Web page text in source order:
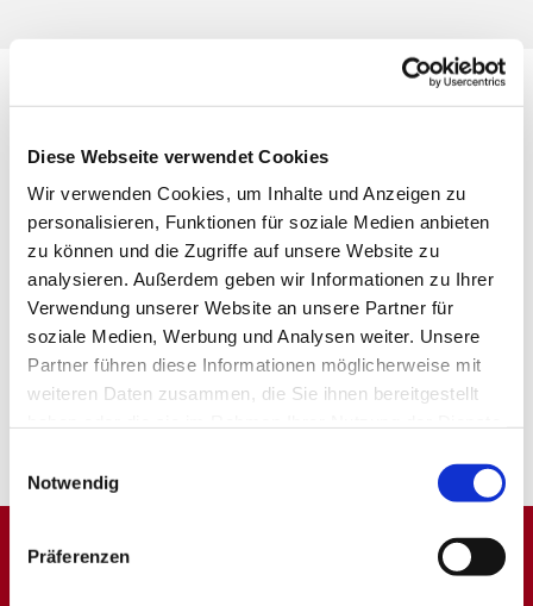
Diese Webseite verwendet Cookies
Wir verwenden Cookies, um Inhalte und Anzeigen zu
personalisieren, Funktionen für soziale Medien anbieten
zu können und die Zugriffe auf unsere Website zu
analysieren. Außerdem geben wir Informationen zu Ihrer
Verwendung unserer Website an unsere Partner für
soziale Medien, Werbung und Analysen weiter. Unsere
Partner führen diese Informationen möglicherweise mit
weiteren Daten zusammen, die Sie ihnen bereitgestellt
Notwendig
Präferenzen